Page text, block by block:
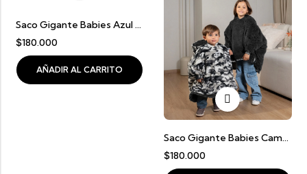
Saco Gigante Babies Azul Oscuro Con Gris Claro (2 A 5 Años)
$180.000
AÑADIR AL CARRITO
Saco Gigante Babies Camuflado Con Negro (2 A 5 Años)
$180.000